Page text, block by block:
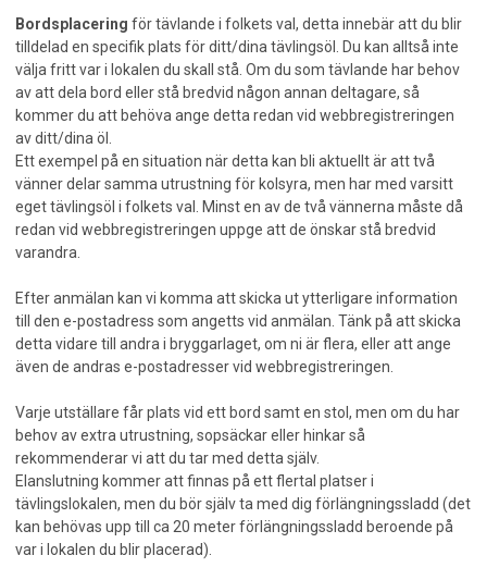
Bordsplacering för tävlande i folkets val, detta innebär att du blir
tilldelad en specifik plats för ditt/dina tävlingsöl. Du kan alltså inte
välja fritt var i lokalen du skall stå. Om du som tävlande har behov
av att dela bord eller stå bredvid någon annan deltagare, så
kommer du att behöva ange detta redan vid webbregistreringen
av ditt/dina öl.
Ett exempel på en situation när detta kan bli aktuellt är att två
vänner delar samma utrustning för kolsyra, men har med varsitt
eget tävlingsöl i folkets val. Minst en av de två vännerna måste då
redan vid webbregistreringen uppge att de önskar stå bredvid
varandra.
Efter anmälan kan vi komma att skicka ut ytterligare information
till den e-postadress som angetts vid anmälan. Tänk på att skicka
detta vidare till andra i bryggarlaget, om ni är flera, eller att ange
även de andras e-postadresser vid webbregistreringen.
Varje utställare får plats vid ett bord samt en stol, men om du har
behov av extra utrustning, sopsäckar eller hinkar så
rekommenderar vi att du tar med detta själv.
Elanslutning kommer att finnas på ett flertal platser i
tävlingslokalen, men du bör själv ta med dig förlängningssladd (det
kan behövas upp till ca 20 meter förlängningssladd beroende på
var i lokalen du blir placerad).